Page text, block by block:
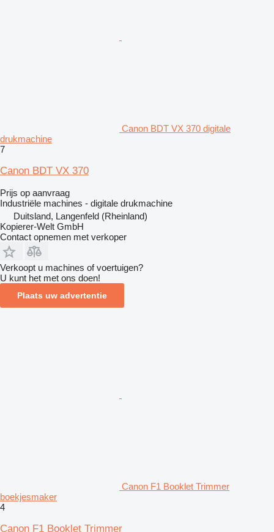
Canon BDT VX 370 digitale
drukmachine
7
Canon BDT VX 370
Prijs op aanvraag
Industriële machines - digitale drukmachine
Duitsland, Langenfeld (Rheinland)
Kopierer-Welt GmbH
Contact opnemen met verkoper
Verkoopt u machines of voertuigen?
U kunt het met ons doen!
Plaats uw advertentie
Canon F1 Booklet Trimmer
boekjesmaker
4
Canon F1 Booklet Trimmer